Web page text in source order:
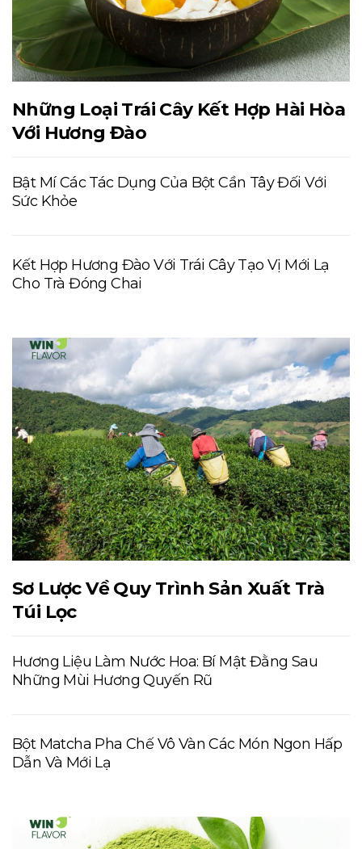
Những Loại Trái Cây Kết Hợp Hài Hòa
Với Hương Đào
Bật Mí Các Tác Dụng Của Bột Cần Tây Đối Với
Sức Khỏe
Kết Hợp Hương Đào Với Trái Cây Tạo Vị Mới Lạ
Cho Trà Đóng Chai
Sơ Lược Về Quy Trình Sản Xuất Trà
Túi Lọc
Hương Liệu Làm Nước Hoa: Bí Mật Đằng Sau
Những Mùi Hương Quyến Rũ
Bột Matcha Pha Chế Vô Vàn Các Món Ngon Hấp
Dẫn Và Mới Lạ